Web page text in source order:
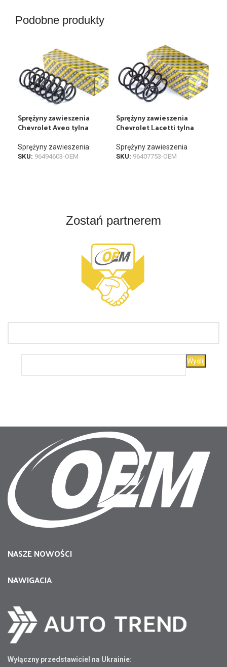
Podobne produkty
Sprężyny zawieszenia
Chevrolet Aveo tylna
Sprężyny zawieszenia
SKU: 96494603-OEM
Sprężyny zawieszenia
Chevrolet Lacetti tylna
Sprężyny zawieszenia
SKU: 96407753-OEM
Zostań partnerem
NASZE NOWOŚCI
NAWIGACJA
Wyłączny przedstawiciel na Ukrainie: